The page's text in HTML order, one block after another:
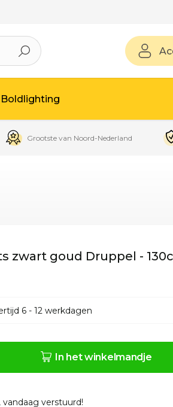
Boldlighting
Grootste van Noord-Nederland
zwart goud Druppel -
6 - 12 werkdagen
In het winkelmandje
vandaag verstuurd!